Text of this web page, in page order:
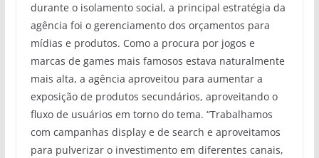
durante o isolamento social, a principal estratégia da
agência foi o gerenciamento dos orçamentos para
mídias e produtos. Como a procura por jogos e
marcas de games mais famosos estava naturalmente
mais alta, a agência aproveitou para aumentar a
exposição de produtos secundários, aproveitando o
fluxo de usuários em torno do tema. “Trabalhamos
com campanhas display e de search e aproveitamos
para pulverizar o investimento em diferentes canais,